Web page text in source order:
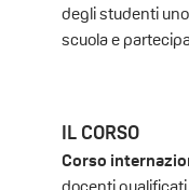
degli studenti
scuola e
IL CORSO
Corso